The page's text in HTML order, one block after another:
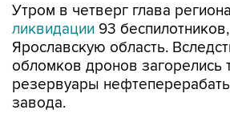
Утром в четверг глава
ликвидации 93
Ярославскую область.
обломков дронов загорелись
резервуары
завода.